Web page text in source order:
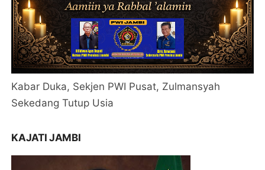
Kabar Duka, Sekjen PWI Pusat, Zulmansyah
Sekedang Tutup Usia
KAJATI JAMBI